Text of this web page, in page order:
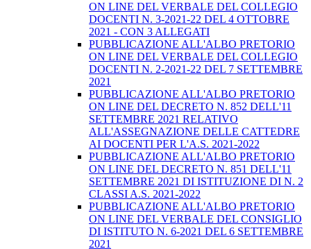
ON LINE DEL VERBALE DEL COLLEGIO
DOCENTI N. 3-2021-22 DEL 4 OTTOBRE
2021 - CON 3 ALLEGATI
PUBBLICAZIONE ALL'ALBO PRETORIO
ON LINE DEL VERBALE DEL COLLEGIO
DOCENTI N. 2-2021-22 DEL 7 SETTEMBRE
2021
PUBBLICAZIONE ALL'ALBO PRETORIO
ON LINE DEL DECRETO N. 852 DELL'11
SETTEMBRE 2021 RELATIVO
ALL'ASSEGNAZIONE DELLE CATTEDRE
AI DOCENTI PER L'A.S. 2021-2022
PUBBLICAZIONE ALL'ALBO PRETORIO
ON LINE DEL DECRETO N. 851 DELL'11
SETTEMBRE 2021 DI ISTITUZIONE DI N. 2
CLASSI A.S. 2021-2022
PUBBLICAZIONE ALL'ALBO PRETORIO
ON LINE DEL VERBALE DEL CONSIGLIO
DI ISTITUTO N. 6-2021 DEL 6 SETTEMBRE
2021